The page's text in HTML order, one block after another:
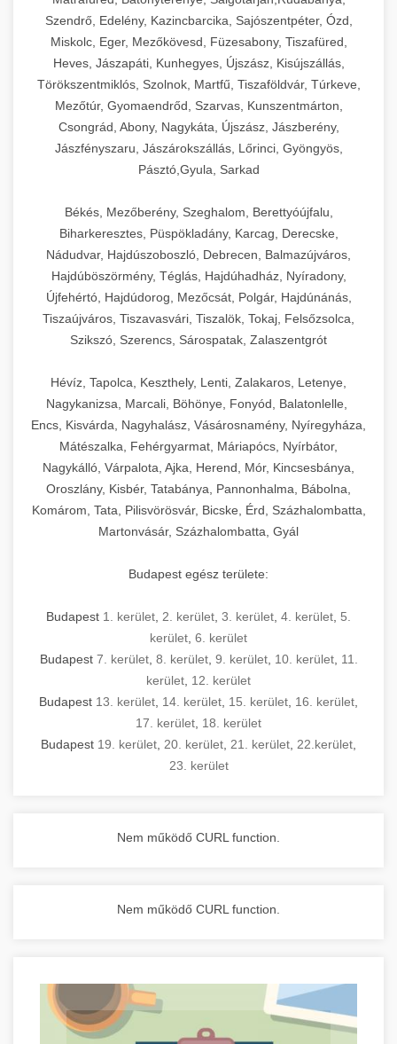
Szendrő, Edelény, Kazincbarcika, Sajószentpéter, Ózd,
Miskolc, Eger, Mezőkövesd, Füzesabony, Tiszafüred,
Heves, Jászapáti, Kunhegyes, Újszász, Kisújszállás,
Törökszentmiklós, Szolnok, Martfű, Tiszaföldvár, Túrkeve,
Mezőtúr, Gyomaendrőd, Szarvas, Kunszentmárton,
Csongrád, Abony, Nagykáta, Újszász, Jászberény,
Jászfényszaru, Jászárokszállás, Lőrinci, Gyöngyös,
Pásztó,Gyula, Sarkad
Békés, Mezőberény, Szeghalom, Berettyóújfalu,
Biharkeresztes, Püspökladány, Karcag, Derecske,
Nádudvar, Hajdúszoboszló, Debrecen, Balmazújváros,
Hajdúböszörmény, Téglás, Hajdúhadház, Nyíradony,
Újfehértó, Hajdúdorog, Mezőcsát, Polgár, Hajdúnánás,
Tiszaújváros, Tiszavasvári, Tiszalök, Tokaj, Felsőzsolca,
Szikszó, Szerencs, Sárospatak, Zalaszentgrót
Hévíz, Tapolca, Keszthely, Lenti, Zalakaros, Letenye,
Nagykanizsa, Marcali, Böhönye, Fonyód, Balatonlelle,
Encs, Kisvárda, Nagyhalász, Vásárosnamény, Nyíregyháza,
Mátészalka, Fehérgyarmat, Máriapócs, Nyírbátor,
Nagykálló, Várpalota, Ajka, Herend, Mór, Kincsesbánya,
Oroszlány, Kisbér, Tatabánya, Pannonhalma, Bábolna,
Komárom, Tata, Pilisvörösvár, Bicske, Érd, Százhalombatta,
Martonvásár, Százhalombatta, Gyál
Budapest egész területe:
Budapest 1. kerület 2. kerület 3. kerület 4. kerület 5.
kerület 6. kerület
Budapest 7. kerület, 8. kerület, 9. kerület, 10. kerület, 11.
kerület 12. kerület
Budapest 13. kerület 14. kerület 15. kerület 16. kerület
17. kerület 18. kerület
Budapest 19. kerület 20. kerület 21. kerület 22.kerület
23. kerület
Nem működő CURL function.
Nem működő CURL function.